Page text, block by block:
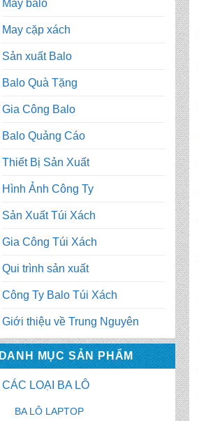
May balo
May cặp xách
Sản xuất Balo
Balo Quà Tặng
Gia Công Balo
Balo Quảng Cáo
Thiết Bị Sản Xuất
Hình Ảnh Công Ty
Sản Xuất Túi Xách
Gia Công Túi Xách
Qui trình sản xuất
Công Ty Balo Túi Xách
Giới thiệu về Trung Nguyên
DANH MỤC SẢN PHẨM
CÁC LOẠI BA LÔ
BA LÔ LAPTOP